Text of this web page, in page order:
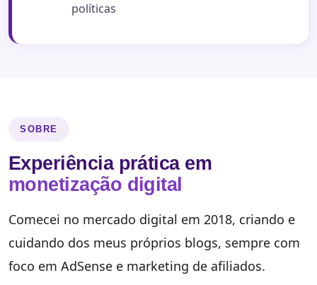
políticas
SOBRE
Experiência prática em
monetização digital
Comecei no mercado digital em 2018, criando e
cuidando dos meus próprios blogs, sempre com
foco em AdSense e marketing de afiliados.